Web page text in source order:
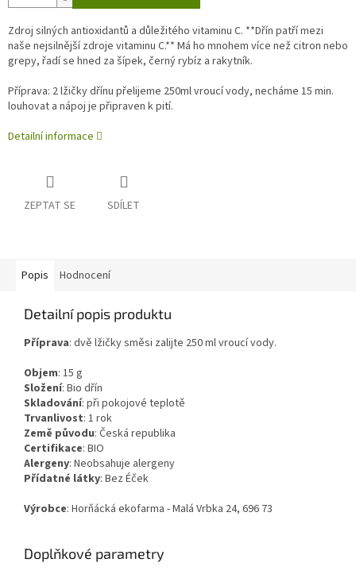
Zdroj silných antioxidantů a důležitého vitaminu C. **Dřín patří mezi
naše nejsilnější zdroje vitaminu C.** Má ho mnohem více než citron nebo
grepy, řadí se hned za šípek, černý rybíz a rakytník.
Příprava: 2 lžičky dřínu přelijeme 250ml vroucí vody, necháme 15 min.
louhovat a nápoj je připraven k pití.
Detailní informace
ZEPTAT SE SDÍLET
Popis Hodnocení
Detailní popis produktu
Příprava: dvě lžičky směsi zalijte 250 ml vroucí vody.
Objem: 15 g
Složení: Bio dřín
Skladování: při pokojové teplotě
Trvanlivost: 1 rok
Země původu: Česká republika
Certifikace: BIO
Alergeny: Neobsahuje alergeny
Přídatné látky: Bez Éček
Výrobce: Horňácká ekofarma - Malá Vrbka 24, 696 73
Doplňkové parametry